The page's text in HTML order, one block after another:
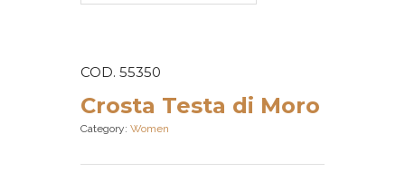
COD. 55350
Crosta Testa di Moro
Category: Women